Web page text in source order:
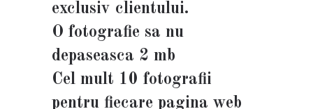
exclusiv clientului.
O fotografie sa nu
depaseasca 2 mb
Cel mult 10 fotografii
pentru fiecare pagina web